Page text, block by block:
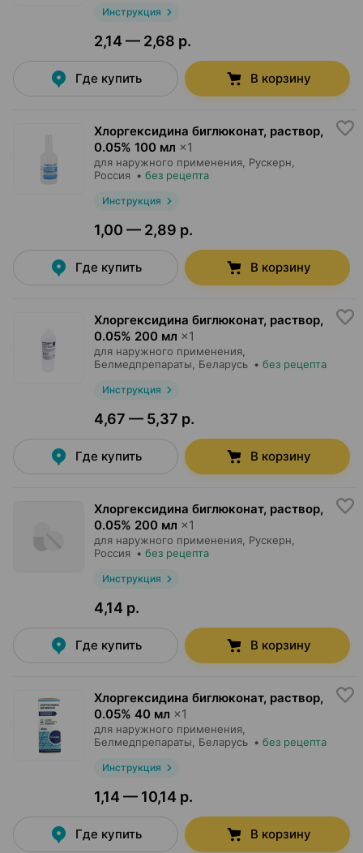
Инструкция
2,14 — 2,68 р.
Где купить В корзину
Хлоргексидина биглюконат, раствор,
0.05% 100 мл ×1
для наружного применения, Рускерн
Россия • без рецепта
Инструкция
1,00 — 2,89 р.
Где купить В корзину
Хлоргексидина биглюконат, раствор,
0.05% 200 мл ×1
для наружного применения,
Белмедпрепараты , Беларусь • без рецепта
Инструкция
4,67 — 5,37 р.
Где купить В корзину
Хлоргексидина биглюконат, раствор,
0.05% 200 мл ×1
для наружного применения, Рускерн
Россия • без рецепта
Инструкция
4,14 р.
Где купить В корзину
Хлоргексидина биглюконат, раствор,
0.05% 40 мл ×1
для наружного применения,
Белмедпрепараты , Беларусь • без рецепта
Инструкция
1,14 — 10,14 р.
Где купить В корзину